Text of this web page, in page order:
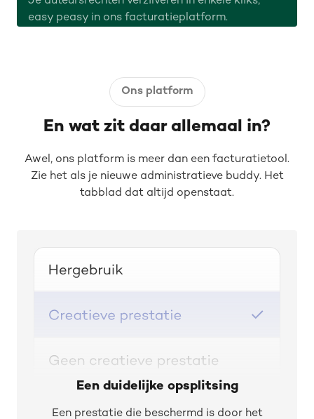
easy peasy in ons facturatieplatform.
Ons platform
En wat zit daar allemaal in?
Awel, ons platform is meer dan een facturatietool.
Zie het als je nieuwe administratieve buddy. Het
tabblad dat altijd openstaat.
Een duidelijke opsplitsing
Een prestatie die beschermd is door het